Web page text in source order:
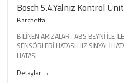
Bosch 5.4.Yalnız Kontrol
Barchetta
BİLİNEN ARIZALAR : ABS BEYNİ İLE
SENSÖRLERİ HATASI HIZ SİNYALİ
HATASI
Detaylar →